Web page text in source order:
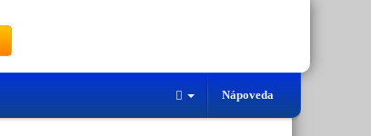
Nápoveda